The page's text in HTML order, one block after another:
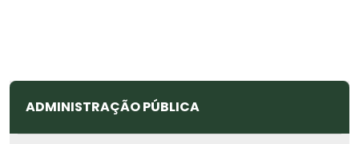
ADMINISTRAÇÃO PÚBLICA